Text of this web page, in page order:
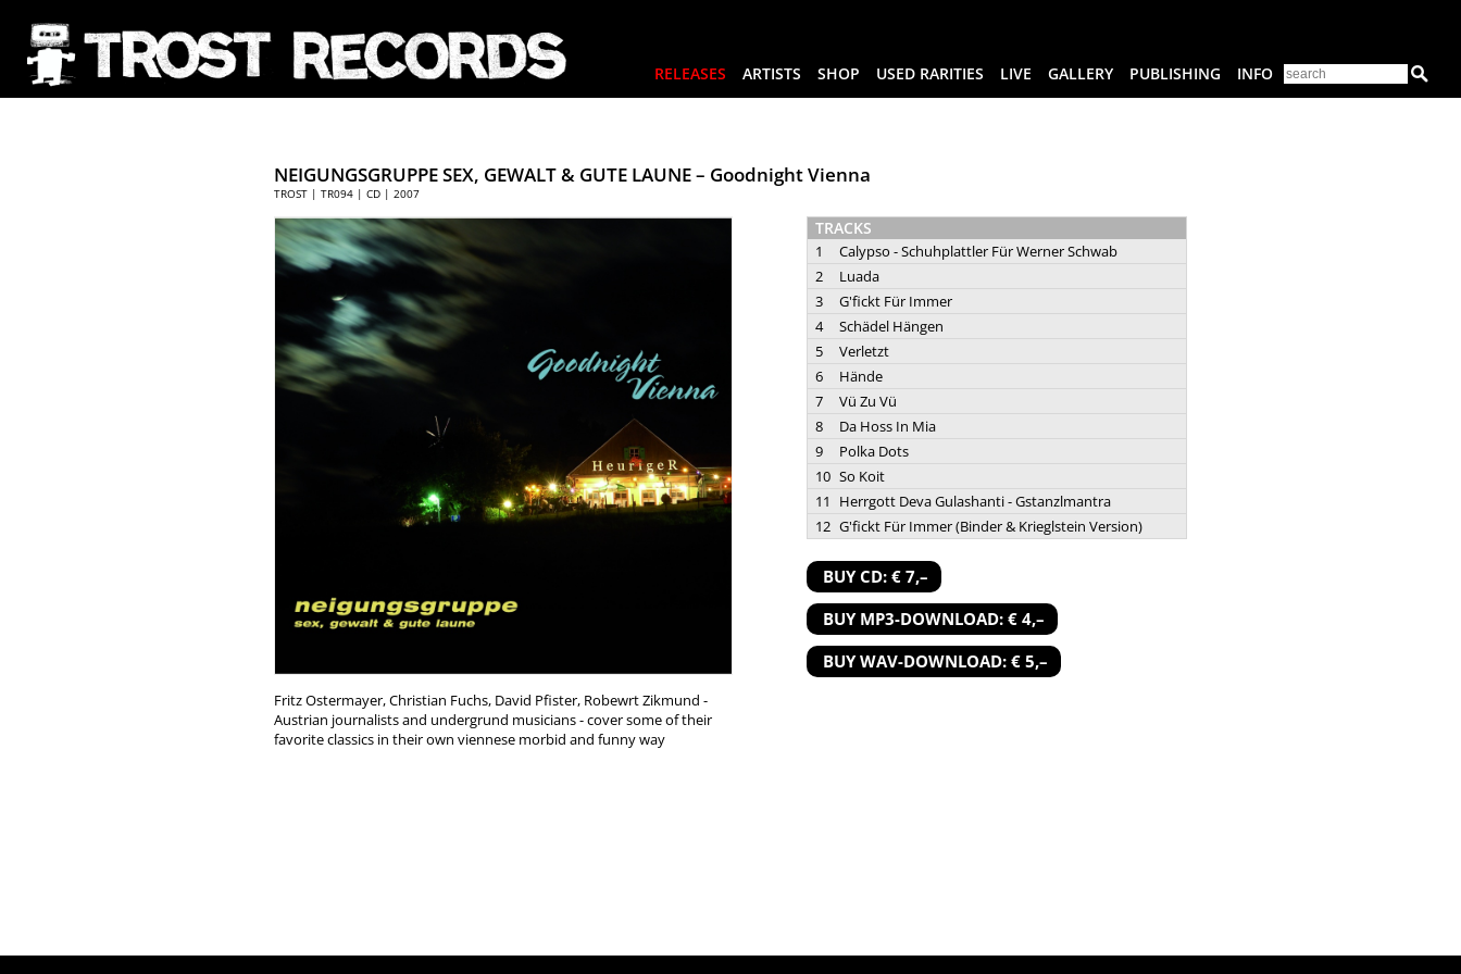
RELEASES ARTISTS SHOP USED RARITIES LIVE GALLERY PUBLISHING INFO
NEIGUNGSGRUPPE SEX, GEWALT & GUTE LAUNE – Goodnight Vienna
TROST | TR094 | CD | 2007
Fritz Ostermayer, Christian Fuchs, David Pfister, Robewrt Zikmund -
Austrian journalists and undergrund musicians - cover some of their
favorite classics in their own viennese morbid and funny way
TRACKS
1
Calypso - Schuhplattler Für Werner Schwab
2
Luada
3
G'fickt Für Immer
4
Schädel Hängen
5
Verletzt
6
Hände
7
Vü Zu Vü
8
Da Hoss In Mia
9
Polka Dots
10 So Koit
11
Herrgott Deva Gulashanti - Gstanzlmantra
12 G'fickt Für Immer (Binder & Krieglstein Version)
BUY CD: € 7,–
BUY MP3-DOWNLOAD: € 4,–
BUY WAV-DOWNLOAD: € 5,–